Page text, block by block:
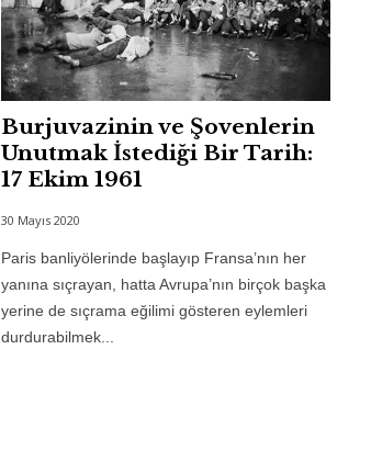
Burjuvazinin ve Şovenlerin
Unutmak İstediği Bir Tarih:
17 Ekim 1961
30 Mayıs 2020
Paris banliyölerinde başlayıp Fransa’nın her
yanına sıçrayan, hatta Avrupa’nın birçok başka
yerine de sıçrama eğilimi gösteren eylemleri
durdurabilmek...